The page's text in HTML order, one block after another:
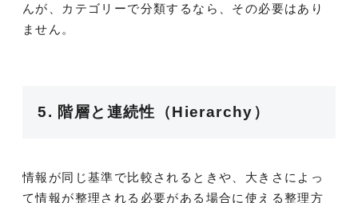
んが、カテゴリーで分類するなら、その必要はあり
ません。
5. 階層と連続性（Hierarchy）
情報が同じ基準で比較されるときや、大きさによっ
て情報が整理される必要がある場合に使える整理方